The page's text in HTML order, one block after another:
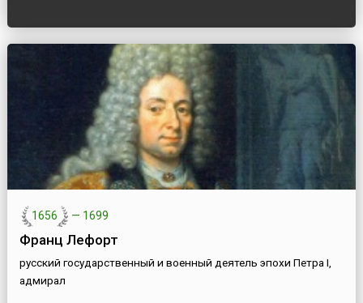
1656 — 1699
Франц Лефорт
русский государственный и военный деятель эпохи Петра I,
адмирал